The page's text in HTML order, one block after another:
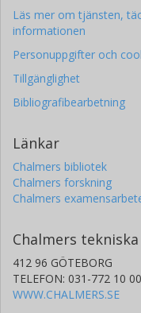
Läs mer om tjänsten,
informationen
Personuppgifter och
Tillgänglighet
Bibliografibearbetning
Länkar
Chalmers bibliotek
Chalmers forskning
Chalmers
Chalmers
412 96 GÖTEBORG
TELEFON: 031-772 10 00
WWW.CHALMERS.SE